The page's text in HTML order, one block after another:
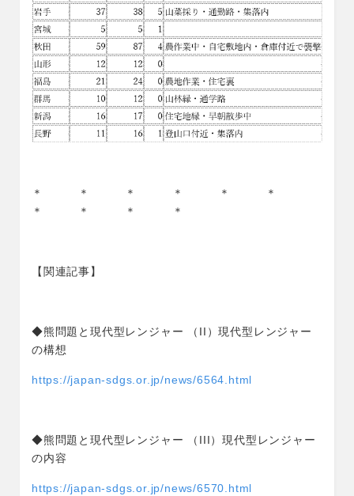
＊ ＊ ＊ ＊ ＊ ＊
＊ ＊ ＊ ＊
【関連記事】
◆熊問題と現代型レンジャー （II）現代型レンジャー
の構想
https://japan-sdgs.or.jp/news/6564.html
◆熊問題と現代型レンジャー （III）現代型レンジャー
の内容
https://japan-sdgs.or.jp/news/6570.html